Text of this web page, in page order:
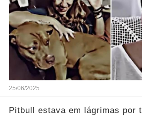
25/06/2025
Pitbull estava em lágrimas por